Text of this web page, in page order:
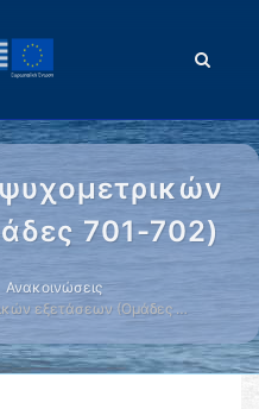
701-702)
Ανακοινώσεις
εξετάσεων (Ομάδες …